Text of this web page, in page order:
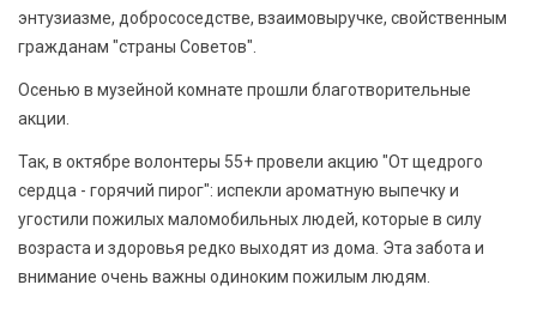
энтузиазме, добрососедстве, взаимовыручке, свойственным
гражданам "страны Советов".
Осенью в музейной комнате прошли благотворительные
акции.
Так, в октябре волонтеры 55+ провели акцию "От щедрого
сердца - горячий пирог": испекли ароматную выпечку и
угостили пожилых маломобильных людей, которые в силу
возраста и здоровья редко выходят из дома. Эта забота и
внимание очень важны одиноким пожилым людям.